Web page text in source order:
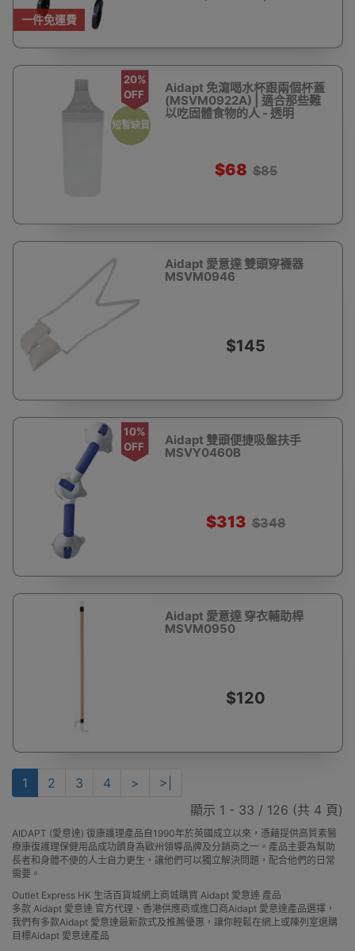
一件免運費
短暫缺貨
20%
OFF
Aidapt 免瀉喝水杯跟兩個杯蓋
(MSVM0922A) | 適合那些難
以吃固體食物的人 - 透明
$68 $85
Aidapt 愛意達 雙頭穿襪器
MSVM0946
$145
10%
OFF
Aidapt 雙頭便捷吸盤扶手
MSVY0460B
$313 $348
Aidapt 愛意達 穿衣輔助桿
MSVM0950
$120
1 2 3 4 >
>|
顯示 1 - 33 / 126 (共 4 頁)
AIDAPT (愛意達) 復康護理產品自1990年於英國成立以來，憑藉提供高質素醫
療康復護理保健用品成功躋身為歐州領導品牌及分銷商之一。產品主要為幫助
長者和身體不便的人士自力更生，讓他們可以獨立解決問題，配合他們的日常
需要。
Outlet Express HK 生活百貨城網上商城購買 Aidapt 愛意達 產品
多款 Aidapt 愛意達 官方代理、香港供應商或進口商Aidapt 愛意達產品選擇，
我們有多款Aidapt 愛意達最新款式及推薦優惠，讓你輕鬆在網上或陳列室選購
目標Aidapt 愛意達產品